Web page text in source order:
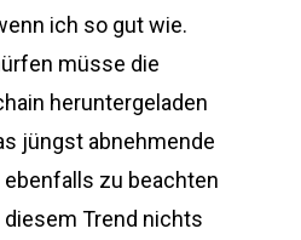
ich so gut wie.
müsse die
heruntergeladen
jüngst abnehmende
zu beachten
Trend nichts